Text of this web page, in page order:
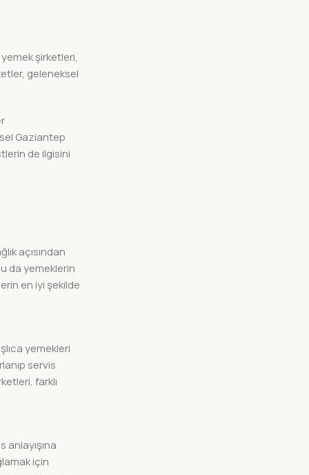
şirketleri,
geleneksel
Gaziantep
de ilgisini
açısından
da yemeklerin
en iyi şekilde
yemekleri
servis
farklı
için